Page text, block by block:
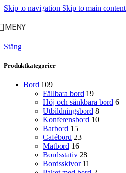
Skip to navigation Skip to main content
MENY
Stäng
Produktkategorier
Bord 109
Fällbara bord 19
Höj och sänkbara bord 6
Utbildningsbord 8
Konferensbord 10
Barbord 15
Cafébord 23
Matbord 16
Bordsstativ 28
Bordsskivor 11